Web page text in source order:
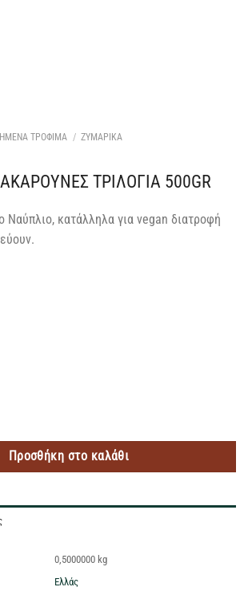
ΤΡΟΦΙΜΑ / ΖΥΜΑΡΙΚΑ
ΤΡΙΛΟΓΙΑ 500GR
Ναύπλιο, κατάλληλα για vegan διατροφή
ΤΡΙΛΟΓΙΑ 500GR ποσότητα
Προσθήκη στο καλάθι
0,5000000 kg
Ελλάς